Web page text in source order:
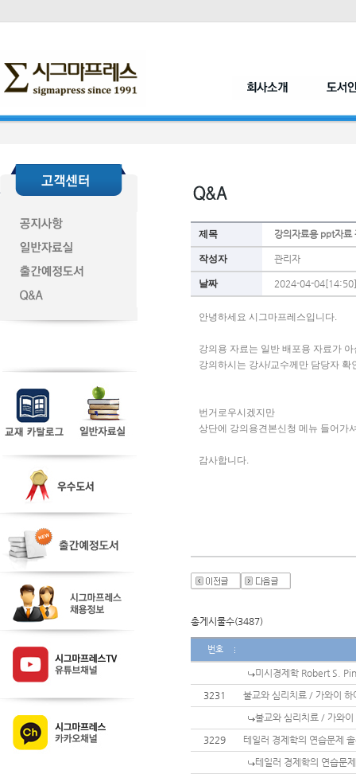
제목 강의자료용 ppt자료
작성자 관리자
날짜 2024-04-04[14:50]
안녕하세요 시그마프레스입니다.
강의용 자료는 일반 배포용 자료가
강의하시는 강사/교수께만 담당자
번거로우시겠지만
상단에 강의용견본신청 메뉴 들어가
감사합니다.
총게시물수(3487)
번호
미시경제학 Robert S.
3231
불교와 심리치료 / 가와이 하
불교와 심리치료 / 가와
3229
테일러 경제학의 연습문제
테일러 경제학의 연습문